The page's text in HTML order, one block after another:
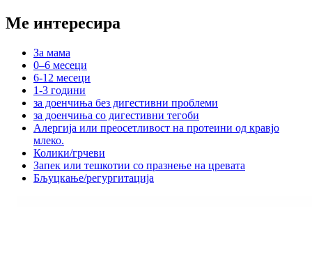
Ме интересира
За мама
0–6 месеци
6-12 месеци
1-3 години
за доенчиња без дигестивни проблеми
за доенчиња со дигестивни тегоби
Алергија или преосетливост на протеини од кравјо
млеко.
Колики/грчеви
Запек или тешкотии со празнење на цревата
Бљуцкање/регургитација